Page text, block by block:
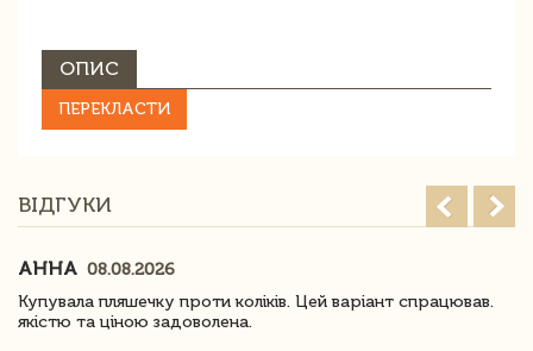
ОПИС
ПЕРЕКЛАСТИ
ВІДГУКИ
АННА 08.08.2026
Купувала пляшечку проти коліків. Цей варіант спрацював.
якістю та ціною задоволена.